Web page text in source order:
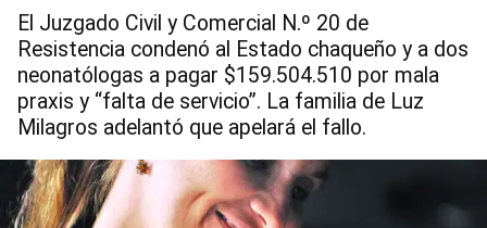
El Juzgado Civil y Comercial N.º 20 de
Resistencia condenó al Estado chaqueño y a dos
neonatólogas a pagar $159.504.510 por mala
praxis y “falta de servicio”. La familia de Luz
Milagros adelantó que apelará el fallo.